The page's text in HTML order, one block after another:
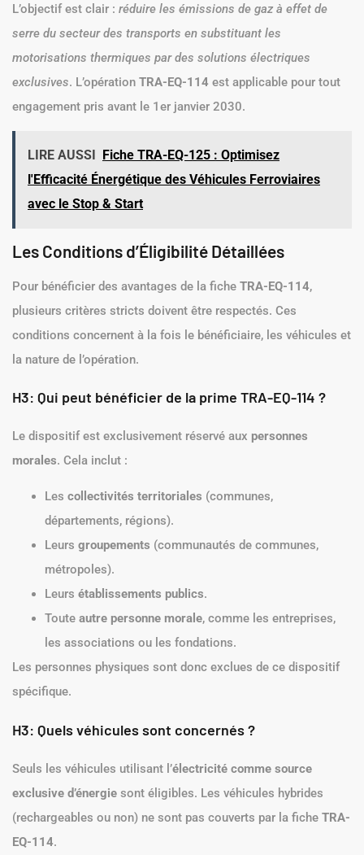
L’objectif est clair : réduire les émissions de gaz à effet de
serre du secteur des transports en substituant les
motorisations thermiques par des solutions électriques
exclusives. L’opération TRA-EQ-114 est applicable pour tout
engagement pris avant le 1er janvier 2030.
LIRE AUSSI Fiche TRA-EQ-125 : Optimisez
l'Efficacité Énergétique des Véhicules Ferroviaires
avec le Stop & Start
Les Conditions d’Éligibilité Détaillées
Pour bénéficier des avantages de la fiche TRA-EQ-114,
plusieurs critères stricts doivent être respectés. Ces
conditions concernent à la fois le bénéficiaire, les véhicules et
la nature de l’opération.
H3: Qui peut bénéficier de la prime TRA-EQ-114 ?
Le dispositif est exclusivement réservé aux personnes
morales. Cela inclut :
Les collectivités territoriales (communes,
départements, régions).
Leurs groupements (communautés de communes,
métropoles).
Leurs établissements publics.
Toute autre personne morale, comme les entreprises,
les associations ou les fondations.
Les personnes physiques sont donc exclues de ce dispositif
spécifique.
H3: Quels véhicules sont concernés ?
Seuls les véhicules utilisant l’électricité comme source
exclusive d’énergie sont éligibles. Les véhicules hybrides
(rechargeables ou non) ne sont pas couverts par la fiche TRA-
EQ-114.